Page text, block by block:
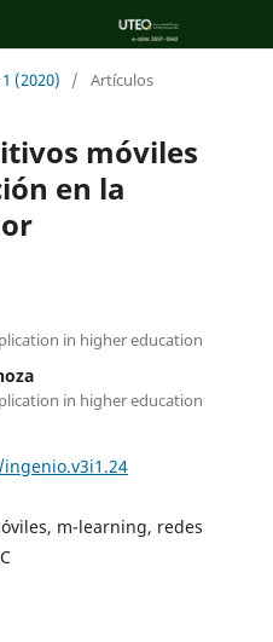
(2020) / Artículos
móviles
en la
in higher education
in higher education
m-learning, redes